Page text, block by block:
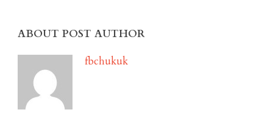
ABOUT POST AUTHOR
fbchukuk